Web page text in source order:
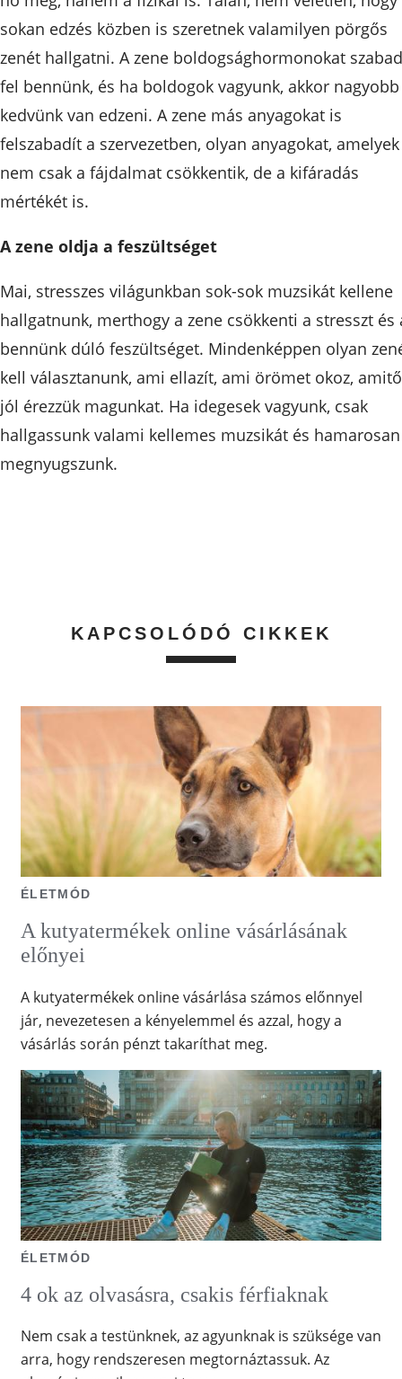
sokan edzés közben is szeretnek valamilyen pörgős
zenét hallgatni. A zene boldogsághormonokat
fel bennünk, és ha boldogok vagyunk, akkor nagyobb
kedvünk van edzeni. A zene más anyagokat is
felszabadít a szervezetben, olyan anyagokat, amelyek
nem csak a fájdalmat csökkentik, de a kifáradás
mértékét is.
A zene oldja a feszültséget
Mai, stresszes világunkban sok-sok muzsikát kellene
hallgatnunk, merthogy a zene csökkenti a stresszt és
bennünk dúló feszültséget. Mindenképpen olyan
kell választanunk, ami ellazít, ami örömet okoz,
jól érezzük magunkat. Ha idegesek vagyunk, csak
hallgassunk valami kellemes muzsikát és hamarosan
megnyugszunk.
KAPCSOLÓDÓ CIKKEK
ÉLETMÓD
A kutyatermékek online vásárlásának
előnyei
A kutyatermékek online vásárlása számos előnnyel
jár, nevezetesen a kényelemmel és azzal, hogy a
vásárlás során pénzt takaríthat meg.
ÉLETMÓD
4 ok az olvasásra, csakis férfiaknak
Nem csak a testünknek, az agyunknak is szüksége van
arra, hogy rendszeresen megtornáztassuk. Az